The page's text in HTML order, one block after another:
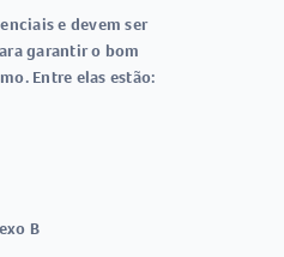
e devem ser
garantir o bom
Entre elas estão:
B